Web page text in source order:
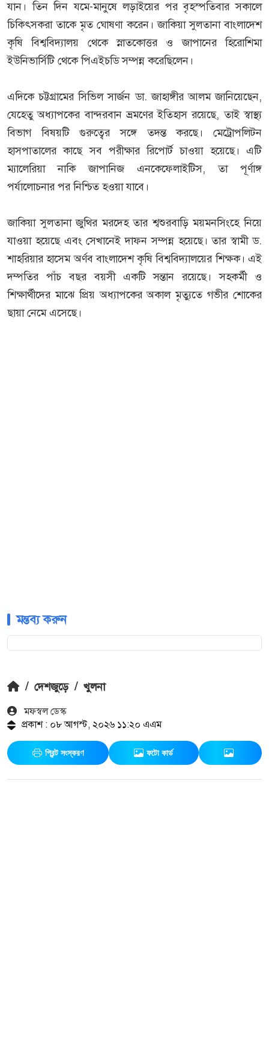
যান। তিন দিন যমে-মানুষে লড়াইয়ের পর বৃহস্পতিবার সকালে
চিকিৎসকরা তাকে মৃত ঘোষণা করেন। জাকিয়া সুলতানা বাংলাদেশ
কৃষি বিশ্ববিদ্যালয় থেকে স্নাতকোত্তর ও জাপানের হিরোশিমা
ইউনিভার্সিটি থেকে পিএইচডি সম্পন্ন করেছিলেন।
এদিকে চট্টগ্রামের সিভিল সার্জন ডা. জাহাঙ্গীর আলম জানিয়েছেন,
যেহেতু অধ্যাপকের বান্দরবান ভ্রমণের ইতিহাস রয়েছে, তাই স্বাস্থ্য
বিভাগ বিষয়টি গুরুত্বের সঙ্গে তদন্ত করছে। মেট্রোপলিটন
হাসপাতালের কাছে সব পরীক্ষার রিপোর্ট চাওয়া হয়েছে। এটি
ম্যালেরিয়া নাকি জাপানিজ এনকেফেলাইটিস, তা পূর্ণাঙ্গ
পর্যালোচনার পর নিশ্চিত হওয়া যাবে।
জাকিয়া সুলতানা জুথির মরদেহ তার শ্বশুরবাড়ি ময়মনসিংহে নিয়ে
যাওয়া হয়েছে এবং সেখানেই দাফন সম্পন্ন হয়েছে। তার স্বামী ড.
শাহরিয়ার হাসেম অর্ণব বাংলাদেশ কৃষি বিশ্ববিদ্যালয়ের শিক্ষক। এই
দম্পতির পাঁচ বছর বয়সী একটি সন্তান রয়েছে। সহকর্মী ও
শিক্ষার্থীদের মাঝে প্রিয় অধ্যাপকের অকাল মৃত্যুতে গভীর শোকের
ছায়া নেমে এসেছে।
মন্তব্য করুন
/ দেশজুড়ে / খুলনা
মফস্বল ডেস্ক
প্রকাশ : ০৮ আগস্ট, ২০২৬ ১১:২০ এএম
প্রিন্ট সংস্করণ ফটো কার্ড